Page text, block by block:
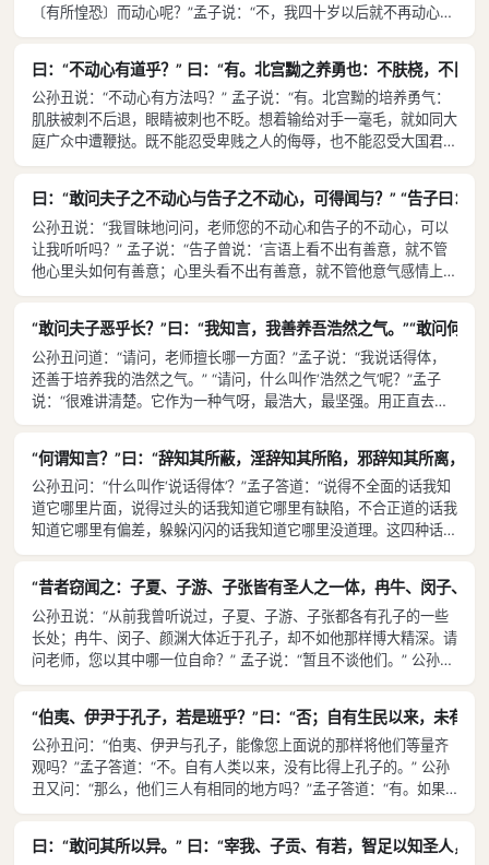
〔有所惶恐〕而动心呢？”孟子说：“不，我四十岁以后就不再动心
了。” 公孙丑说：“像这样看来，老师比孟贲强多了。”孟子说：“这个
曰：“不动心有道乎？” 曰：“有。北宫黝之养勇也：不肤桡，不目
公孙丑说：“不动心有方法吗？” 孟子说：“有。北宫黝的培养勇气：
肌肤被刺不后退，眼睛被刺也不眨。想着输给对手一毫毛，就如同大
庭广众中遭鞭挞。既不能忍受卑贱之人的侮辱，也不能忍受大国君主
的侮辱；他看待刺杀大国君主如同刺杀卑贱之人一样；对各国的君主
毫不畏惧，挨了骂，一定回敬。孟施舍培养勇气的方法〔又有所不
同〕，他说：‘我看待不能战胜的敌人，跟看待足以战胜的敌人一样
〔无所畏惧〕。如果先估量敌人的力量这才进攻，先考虑胜败这才交
锋，是害怕强敌大军的人。我岂能做到遇敌必胜呢？能做到无所畏惧
罢了。’孟施舍像曾子，北宫黝像子夏。这两个人的勇气，我不知道
谁更胜一筹，即便这样，〔我还是认为〕孟施舍的比较简单易行。从
前曾子对子襄说：‘你喜欢勇敢吗？我曾经从我的先生那里听到过什
么叫“大勇”：反躬自问，自己不占理，对方即便是最下贱的人，我也
不去恐吓他；反躬自问，自己占了理，即便有千军万马，我也勇往直
前。’孟施舍保养一股无所畏惧的气概，但比不上曾子保养一种更简
单易行的价值判断。”
曰：“敢问夫子之不动心与告子之不动心，可得闻与？” “告子曰：‘
公孙丑说：“我冒昧地问问，老师您的不动心和告子的不动心，可以
让我听听吗？” 孟子说：“告子曾说：‘言语上看不出有善意，就不管
他心里头如何有善意；心里头看不出有善意，就不管他意气感情上如
何有善意。’〔我认为：〕心里头看不出有善意，就不管他意气感情
有善意，这不对。因为心中的意志统帅着意气感情，意气感情充斥体
内〔并表现在外〕。心中意志到了哪里，表情动作举止也跟着洋溢在
那里。所以我说：‘要坚定心中意志，也不要滥用表情动作举止。’”
公孙丑说：“您既然说，‘心中意志到了哪里，表情动作举止也跟着洋
溢在那里’，可是您又说：‘要坚定心中意志，也不要滥用表情动作举
止。’这是为什么呢？”孟子说：“心志闭塞，表情动作举止也将随之逝
去；表情动作举止闭塞，心中意志也必然受到影响。比如跌倒与奔
跑，这主要是身体的动作，但必然影响到思想，引起心志的波动。”
“敢问夫子恶乎长？”曰：“我知言，我善养吾浩然之气。”“敢问何
公孙丑问道：“请问，老师擅长哪一方面？”孟子说：“我说话得体，
还善于培养我的浩然之气。” “请问，什么叫作‘浩然之气’呢？”孟子
说：“很难讲清楚。它作为一种气呀，最浩大，最坚强。用正直去培
养它，使它不受伤害，就会充溢于天地之间。这种气呀，必须配合辅
产生的，不是由义继承并取代它而产生的。只要做一次于心有愧的
事，它就疲软了。所以我说，告子是不懂义的，因为他把它看作心外
之物。〔其实义是心内固有的。〕一定要培养它，却不刻意扶持它；
时刻惦记它，却不刻意助它成长，不要学那个宋国人的样。宋国有一
个担心禾苗生长不快而去把它拔高的人，疲倦无神地回到家，对家人
说：‘今天累坏了！我帮助禾苗生长了！’他儿子赶快跑去一看，禾苗
都枯槁了。其实天下不帮助禾苗生长的人是很少的。认为〔锄草〕没
好处而放弃不干的，就是种庄稼不锄草的懒汉；‘帮助’它生长的，就
是拔苗的人——非但没有好处，反而伤害了它。”
“何谓知言？”曰：“辞知其所蔽，淫辞知其所陷，邪辞知其所离，
公孙丑问：“什么叫作‘说话得体’？”孟子答道：“说得不全面的话我知
道它哪里片面，说得过头的话我知道它哪里有缺陷，不合正道的话我
知道它哪里有偏差，躲躲闪闪的话我知道它哪里没道理。这四种话，
从思想中产生，必然会危害政事；如果由执政者说出，一定会危害具
我、子贡善于讲话，冉牛、闵子、颜渊善于阐述德行，孔子兼有两
长，但他依然说：‘我对于辞令，太不擅长。’〔而您既说话得体，又
善于养浩然之气，言语道德兼而有之，〕那么，您已经是位圣人了
吗？” 孟子说：“哎呀！这叫什么话！从前子贡问孔子说：‘老师已经
是圣人了吗？’孔子说：‘圣人，我算不上；我不过学习不知厌倦，教
人不知疲倦罢了。’子贡便说：‘学习不知厌倦，这是智；教人不知疲
倦，这是仁。仁而且智，老师已经是圣人了。’圣人，孔子都不自
居，〔你却说我是，〕这叫什么话呢！”
“昔者窃闻之：子夏、子游、子张皆有圣人之一体，冉牛、闵子、
公孙丑说：“从前我曾听说过，子夏、子游、子张都各有孔子的一些
长处；冉牛、闵子、颜渊大体近于孔子，却不如他那样博大精深。请
问老师，您以其中哪一位自命？” 孟子说：“暂且不谈他们。” 公孙丑
又问：“伯夷和伊尹怎么样？”孟子答道：“他俩人生态度不同。不是
天下太平就出仕，天下昏乱就隐居，伯夷就是如此。服事谁不是服事
君主？使唤谁不是使唤百姓？天下太平也出仕，天下昏乱也出仕，伊
尹就是如此。应该出仕就出仕，应该辞职就辞职，应该持续做就持续
做，应该马上走就马上走，孔子就是如此。他们都是古代的圣人，可
惜我都没有做到；至于我所希望的，是学习孔子。”
“伯夷、伊尹于孔子，若是班乎？”曰：“否；自有生民以来，未有
公孙丑问：“伯夷、伊尹与孔子，能像您上面说的那样将他们等量齐
观吗？”孟子答道：“不。自有人类以来，没有比得上孔子的。” 公孙
丑又问：“那么，他们三人有相同的地方吗？”孟子答道：“有。如果
得到方圆一百里的土地而君临它，他们都能够使诸侯来朝并一统天
下；即使叫他们做一件不义之事，杀一个无辜之人，便能得到天下，
他们也都不会干的。这就是他们相同的地方。”
曰：“敢问其所以异。” 曰：“宰我、子贡、有若，智足以知圣人，